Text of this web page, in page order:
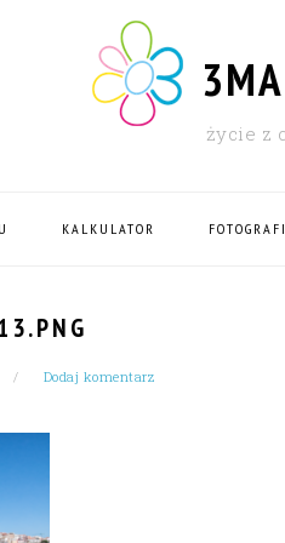
życie z
KALKULATOR
Dodaj komentarz